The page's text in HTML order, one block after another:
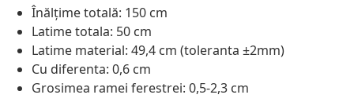
Înălțime totală: 150 cm
Latime totala: 50 cm
Latime material: 49,4 cm (toleranta ±2mm)
Cu diferenta: 0,6 cm
Grosimea ramei ferestrei: 0,5-2,3 cm